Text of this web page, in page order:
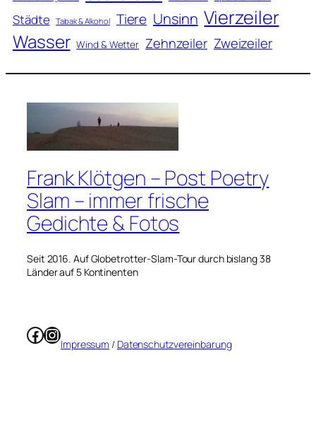
Städte Tabak & Alkohol Tiere Unsinn Vierzeiler
Wasser Wind & Wetter Zehnzeiler Zweizeiler
Frank Klötgen – Post Poetry
Slam – immer frische
Gedichte & Fotos
Seit 2016. Auf Globetrotter-Slam-Tour durch bislang 38
Länder auf 5 Kontinenten
Facebook
Instagram
Impressum / Datenschutzvereinbarung